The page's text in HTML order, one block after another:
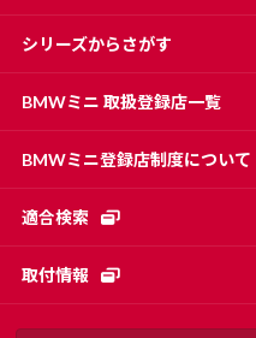
シリーズからさがす
BMWミニ 取扱登録店一覧
BMWミニ登録店制度について
適合検索
取付情報